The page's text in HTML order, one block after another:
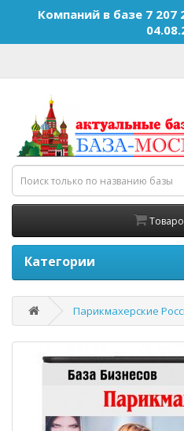
Компаний в базе 7
Категории
Парикмахерские